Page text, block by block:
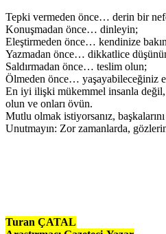
Tepki vermeden önce… derin bir
Konuşmadan önce… dinleyin;
Eleştirmeden önce… kendinize
Yazmadan önce… dikkatlice
Saldırmadan önce… teslim olun;
Ölmeden önce… yaşayabileceğiniz
En iyi ilişki mükemmel insanla
olun ve onları övün.
Mutlu olmak istiyorsanız,
Unutmayın: Zor zamanlarda,
Turan ÇATAL